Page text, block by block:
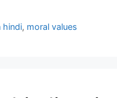
hindi, moral values